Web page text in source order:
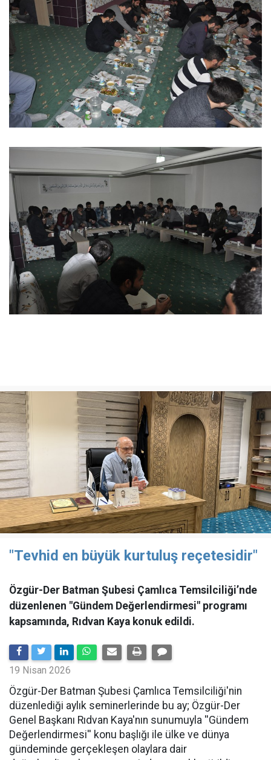
"Tevhid en büyük kurtuluş reçetesidir"
Özgür-Der Batman Şubesi Çamlıca Temsilciliği’nde
düzenlenen "Gündem Değerlendirmesi" programı
kapsamında, Rıdvan Kaya konuk edildi.
19 Nisan 2026
​Özgür-Der Batman Şubesi Çamlıca Temsilciliği'nin
düzenlediği aylık seminerlerinde bu ay; Özgür-Der
Genel Başkanı Rıdvan Kaya'nın sunumuyla ''Gündem
Değerlendirmesi'' konu başlığı ile ülke ve dünya
gündeminde gerçekleşen olaylara dair